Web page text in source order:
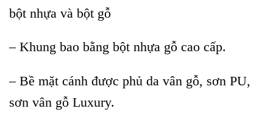
bột nhựa và bột gỗ
– Khung bao bằng bột nhựa gỗ cao cấp.
– Bề mặt cánh được phủ da vân gỗ, sơn PU,
sơn vân gỗ Luxury.